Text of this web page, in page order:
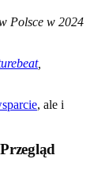
Polsce w 2024
,
, ale i